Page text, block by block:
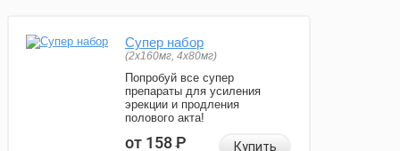
Супер набор
(2х160мг, 4х80мг)
Попробуй все супер
препараты для усиления
эрекции и продления
полового акта!
от 158Р Купить